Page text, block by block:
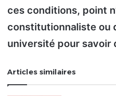
ces conditions, point
constitutionnaliste ou
université pour savoir
Articles similaires